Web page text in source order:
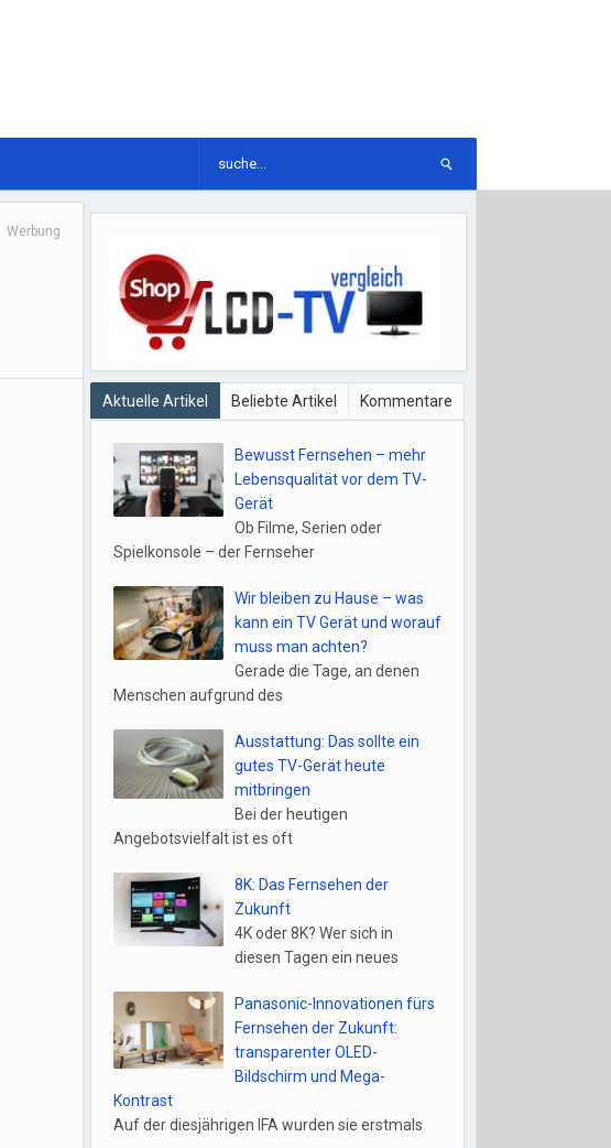
Werbung
Aktuelle Artikel Beliebte Artikel Kommentare
Bewusst Fernsehen – mehr
Lebensqualität vor dem TV-
Gerät
Ob Filme, Serien oder
Spielkonsole – der Fernseher
Wir bleiben zu Hause – was
kann ein TV Gerät und worauf
muss man achten?
Gerade die Tage, an denen
Menschen aufgrund des
Ausstattung: Das sollte ein
gutes TV-Gerät heute
mitbringen
Bei der heutigen
Angebotsvielfalt ist es oft
8K: Das Fernsehen der
Zukunft
4K oder 8K? Wer sich in
diesen Tagen ein neues
Panasonic-Innovationen fürs
Fernsehen der Zukunft:
transparenter OLED-
Bildschirm und Mega-
Kontrast
Auf der diesjährigen IFA wurden sie erstmals